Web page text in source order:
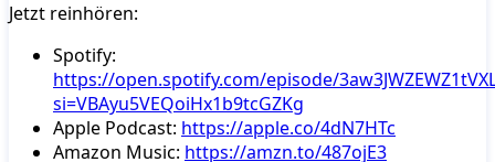
Jetzt reinhören:
Spotify:
https://open.spotify.com/episode/
si=VBAyu5VEQoiHx1b9tcGZKg
Apple Podcast: https://apple.co/4dN7HTc
Amazon Music: https://amzn.to/487ojE3